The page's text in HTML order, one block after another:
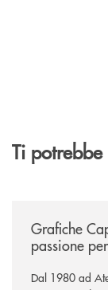
Ti
Grafiche
passione
Dal 1980 ad